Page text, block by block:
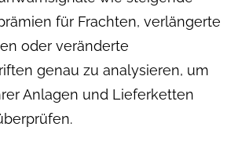
für Frachten, verlängerte
oder veränderte
genau zu analysieren, um
Anlagen und Lieferketten